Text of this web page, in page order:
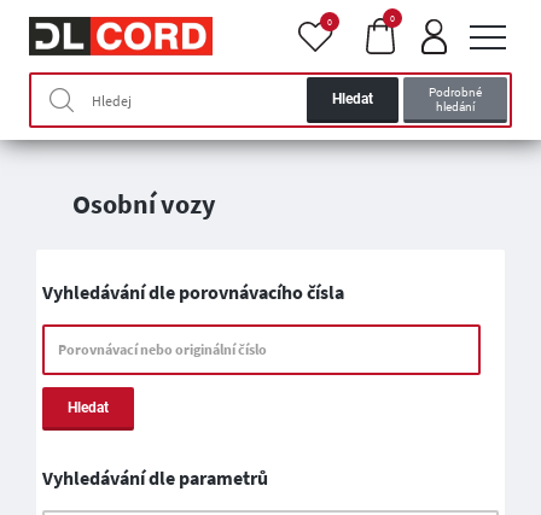
Hledat
Podrobné
hledání
0 0
Osobní vozy
Vyhledávání dle porovnávacího čísla
Porovnávací nebo originální číslo
Hledat
Vyhledávání dle parametrů